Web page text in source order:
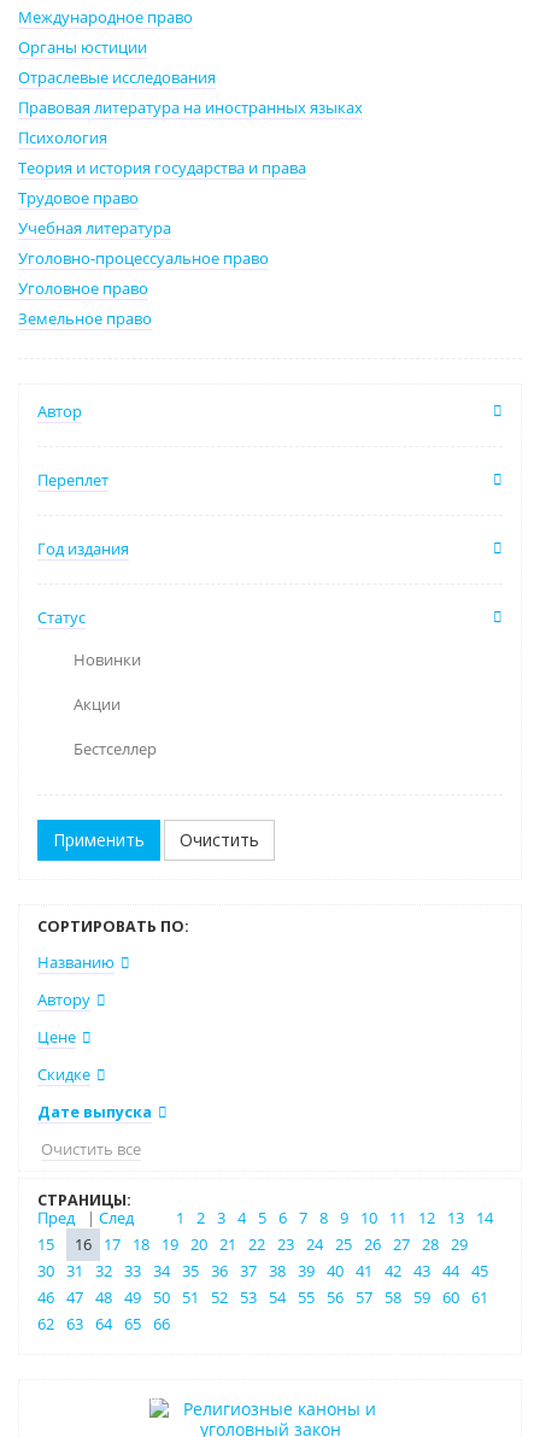
Международное право
Органы юстиции
Отраслевые исследования
Правовая литература на иностранных языках
Психология
Теория и история государства и права
Трудовое право
Учебная литература
Уголовно-процессуальное право
Уголовное право
Земельное право
Автор
Переплет
Год издания
Статус
Новинки
Акции
Бестселлер
Очистить
СОРТИРОВАТЬ ПО:
Названию
Автору
Цене
Скидке
Дате выпуска
Очистить все
СТРАНИЦЫ:
Пред
| След 1 2 3 4 5 6 7 8 9 10 11 12 13
14
15
16 17 18 19 20 21 22 23 24 25 26 27 28 29
30 31 32 33 34 35 36 37 38 39 40 41 42 43 44 45
46 47 48 49 50 51 52 53 54 55 56 57 58 59 60 61
62 63 64 65 66
Нет в наличии